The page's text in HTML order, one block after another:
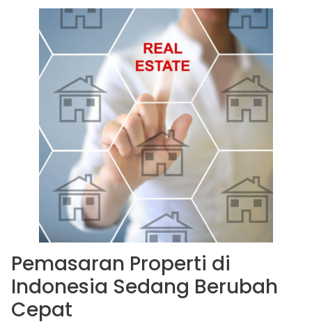
Pemasaran Properti di
Indonesia Sedang Berubah
Cepat